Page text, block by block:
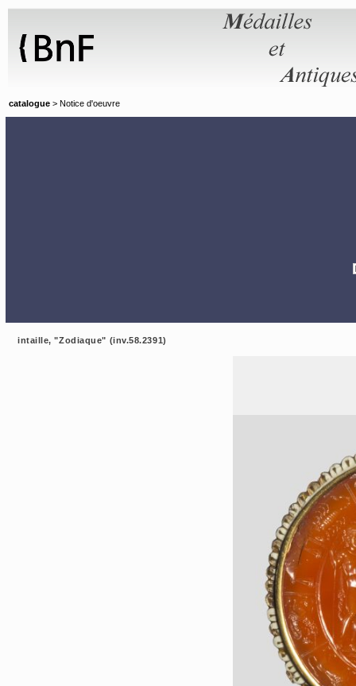
catalogue > Notice d'oeuvre
intaille, "Zodiaque" (inv.58.2391)